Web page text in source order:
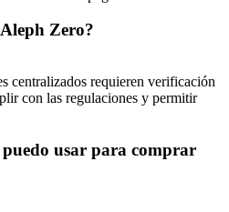
Zero?
centralizados requieren verificación
con las regulaciones y permitir
puedo usar para comprar